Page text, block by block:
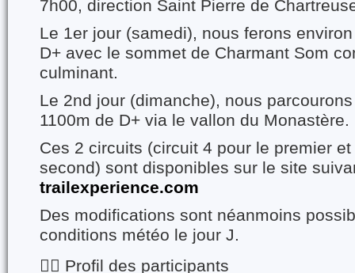
7h00, direction Saint Pierre de
Le 1er jour (samedi), nous ferons
D+ avec le sommet de Charmant Som
culminant.
Le 2nd jour (dimanche), nous
1100m de D+ via le vallon du Monastère.
Ces 2 circuits (circuit 4 pour le premier
second) sont disponibles sur le site
trailexperience.com
Des modifications sont néanmoins
conditions météo le jour J.
🏃‍♂️ Profil des participants